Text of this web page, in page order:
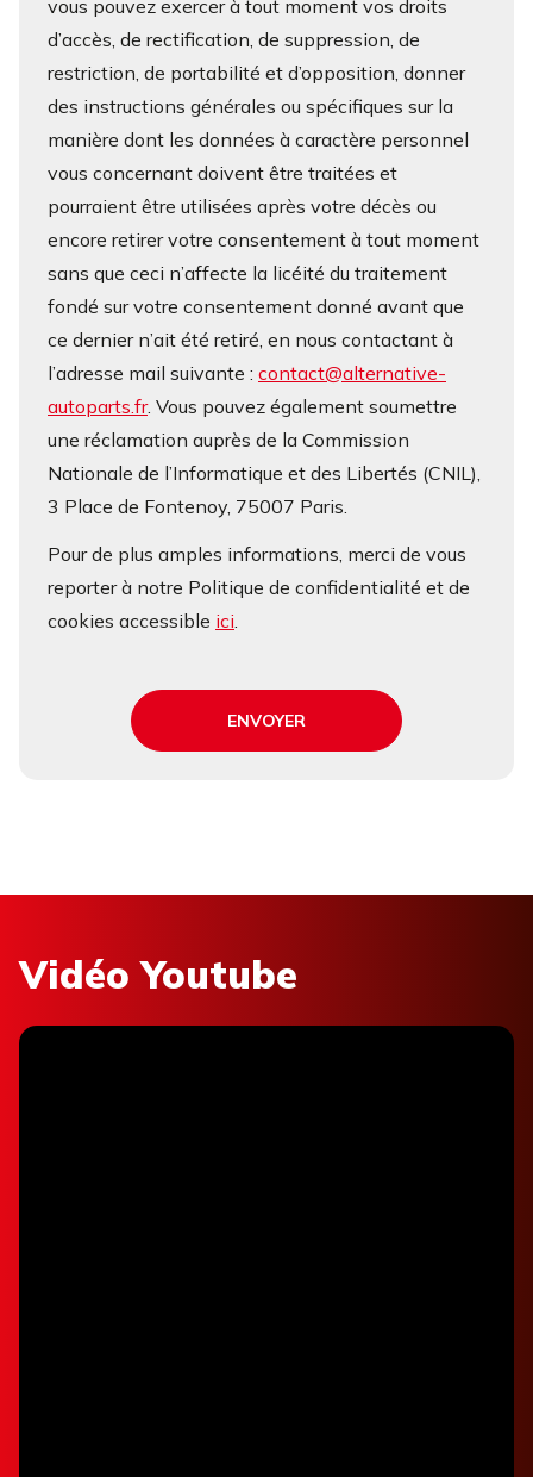
vous pouvez exercer à tout moment vos droits
d’accès, de rectification, de suppression, de
restriction, de portabilité et d’opposition, donner
des instructions générales ou spécifiques sur la
manière dont les données à caractère personnel
vous concernant doivent être traitées et
pourraient être utilisées après votre décès ou
encore retirer votre consentement à tout moment
sans que ceci n’affecte la licéité du traitement
fondé sur votre consentement donné avant que
ce dernier n’ait été retiré, en nous contactant à
l’adresse mail suivante : contact@alternative-
autoparts.fr. Vous pouvez également soumettre
une réclamation auprès de la Commission
Nationale de l’Informatique et des Libertés (CNIL),
3 Place de Fontenoy, 75007 Paris.
Pour de plus amples informations, merci de vous
reporter à notre Politique de confidentialité et de
cookies accessible ici.
ENVOYER
Vidéo Youtube